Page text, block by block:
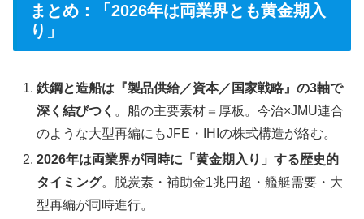
まとめ：「2026年は両業界とも黄金期入
り」
鉄鋼と造船は『製品供給／資本／国家戦略』の3軸で
深く結びつく 。船の主要素材＝厚板。今治×JMU連合
のような大型再編にもJFE・IHIの株式構造が絡む。
2026年は両業界が同時に「黄金期入り」する歴史的
タイミング。脱炭素・補助金1兆円超・艦艇需要・大
型再編が同時進行。